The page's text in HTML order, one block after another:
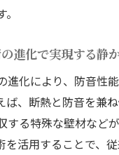
防音専門業者の連携が
の効果を高める建築
で押さえたい防音工
ら見る防音工事の流
工事の全体的な流れ
から始まる建築防音
進化で実現する静
進化により、防音性
ば、断熱と防音を兼
する特殊な壁材など
を活用することで、